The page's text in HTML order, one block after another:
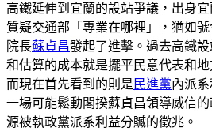
高鐵延伸到宜蘭的設站爭議，出身
質疑交通部「專業在哪裡」，猶如
院長蘇貞昌發起了進擊。過去高鐵
和估算的成本就是擺平民意代表和
而現在首先看到的則是 民進黨內派
一場可能鬆動閣揆蘇貞昌領導威信
源被執政黨派系利益分贓的徵兆。